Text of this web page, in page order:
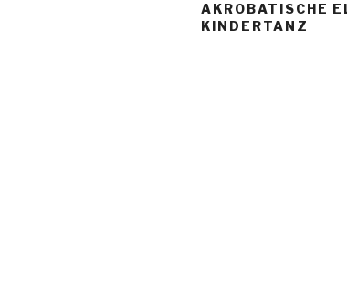
AKROBATISCHE
KINDERTANZ